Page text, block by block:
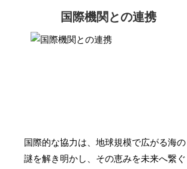
国際機関との連携
国際的な協力は、地球規模で広がる海の
謎を解き明かし、その恵みを未来へ繋ぐ